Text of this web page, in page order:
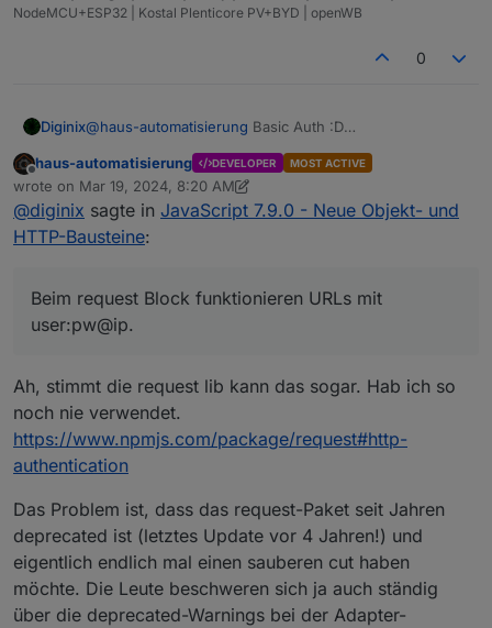
NodeMCU+ESP32 | Kostal Plenticore PV+BYD | openWB
0
Diginix@haus-automatisierung Basic Auth :D
Beim neuen funktioniert das nicht.
K.a. was du meinst, dass das mit JS gemacht werden
muss. Demnach ist es aber komplizierter mit dem neuen
Block.
Offline
haus-automatisierung DEVELOPER MOST ACTIVE
wrote on Mar 19, 2024, 8:20 AM
last edited by haus-automatisierung
@diginix sagte in JavaScript 7.9.0 - Neue Objekt- und
HTTP-Bausteine:
Beim request Block funktionieren URLs mit
user:pw@ip.
Ah, stimmt die request lib kann das sogar. Hab ich so
noch nie verwendet.
https://www.npmjs.com/package/request#http-
authentication
Das Problem ist, dass das request-Paket seit Jahren
deprecated ist (letztes Update vor 4 Jahren!) und
eigentlich endlich mal einen sauberen cut haben
möchte. Die Leute beschweren sich ja auch ständig
über die deprecated-Warnings bei der Adapter-